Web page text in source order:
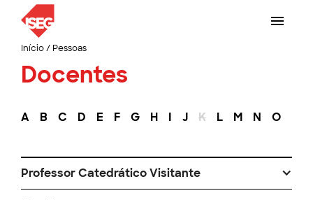
Início/ Pessoas
Docentes
A B C D E F G H I J K L M N O
Professor Catedrático Visitante